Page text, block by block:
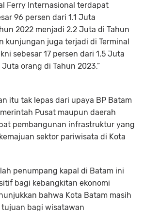
Ferry Internasional terdapat
96 persen dari 1.1 Juta
2022 menjadi 2.2 Juta di Tahun
kunjungan juga terjadi di Terminal
sebesar 17 persen dari 1.5 Juta
orang di Tahun 2023,”
itu tak lepas dari upaya BP Batam
Pusat maupun daerah
pembangunan infrastruktur yang
sektor pariwisata di Kota
penumpang kapal di Batam ini
bagi kebangkitan ekonomi
bahwa Kota Batam masih
bagi wisatawan